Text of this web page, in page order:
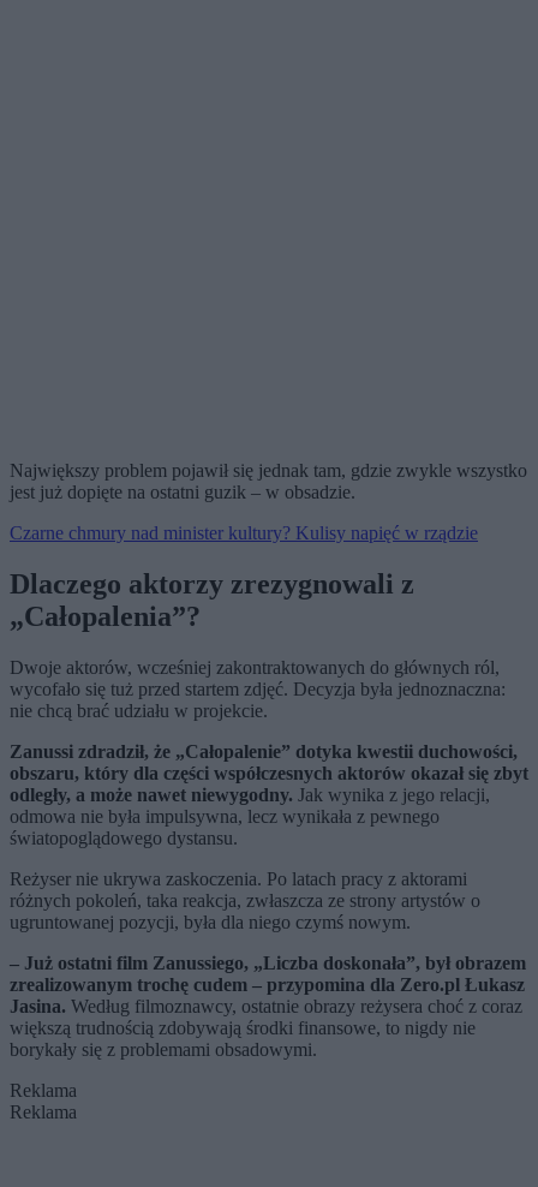
Największy problem pojawił się jednak tam, gdzie zwykle wszystko
jest już dopięte na ostatni guzik – w obsadzie.
Czarne chmury nad minister kultury? Kulisy napięć w rządzie
Dlaczego aktorzy zrezygnowali z
„Całopalenia”?
Dwoje aktorów, wcześniej zakontraktowanych do głównych ról,
wycofało się tuż przed startem zdjęć. Decyzja była jednoznaczna:
nie chcą brać udziału w projekcie.
Zanussi zdradził, że „Całopalenie” dotyka kwestii duchowości,
obszaru, który dla części współczesnych aktorów okazał się zbyt
odległy, a może nawet niewygodny. Jak wynika z jego relacji,
odmowa nie była impulsywna, lecz wynikała z pewnego
światopoglądowego dystansu.
Reżyser nie ukrywa zaskoczenia. Po latach pracy z aktorami
różnych pokoleń, taka reakcja, zwłaszcza ze strony artystów o
ugruntowanej pozycji, była dla niego czymś nowym.
– Już ostatni film Zanussiego, „Liczba doskonała”, był obrazem
zrealizowanym trochę cudem – przypomina dla Zero.pl Łukasz
Jasina. Według filmoznawcy, ostatnie obrazy reżysera choć z coraz
większą trudnością zdobywają środki finansowe, to nigdy nie
borykały się z problemami obsadowymi.
Reklama
Reklama